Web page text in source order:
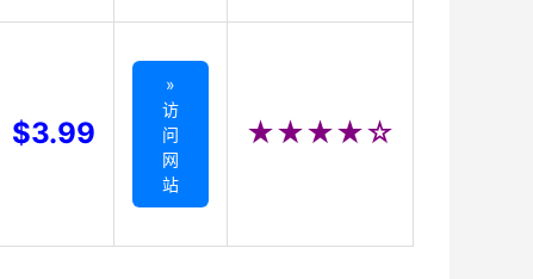
$3.99
»
访
问
网
站
★★★★☆